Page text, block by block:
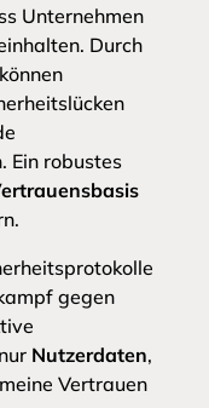
Unternehmen
Durch
Ein robustes
gegen
Nutzerdaten,
Vertrauen